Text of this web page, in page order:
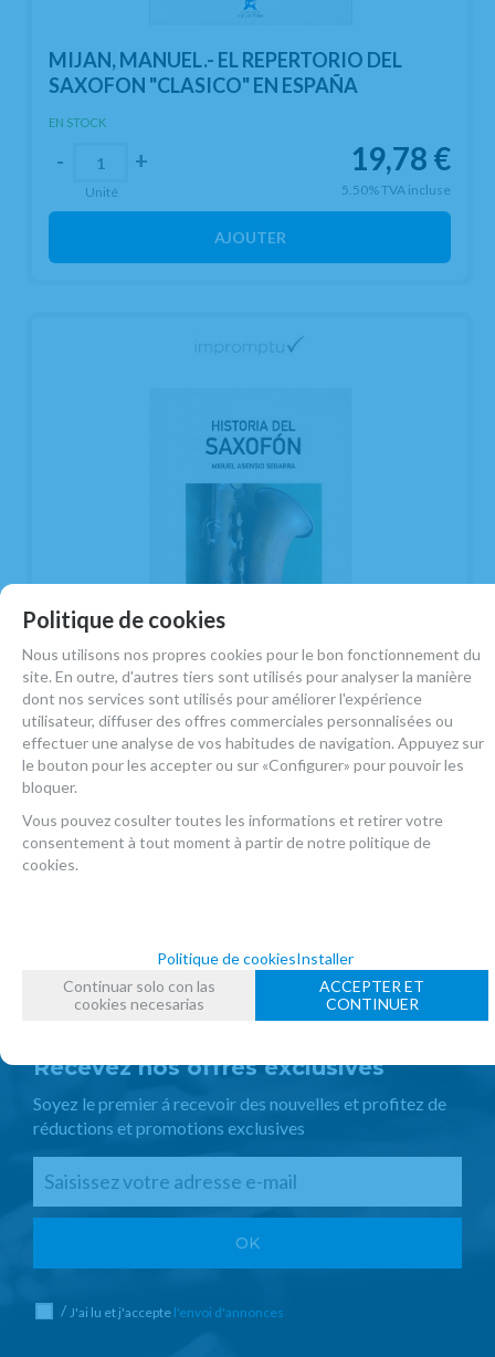
MIJAN, MANUEL.- EL REPERTORIO DEL
SAXOFON "CLASICO" EN ESPAÑA
EN STOCK
19,78 €
5.50%TVA incluse
- +
Unité
AJOUTER
ASENSIO SEGARRA, MIGUEL.- HISTORIA
DEL SAXOFON
EN STOCK
5.50%TVA incluse
-
Unité
montrer au 2 numéro de produit.
Recevez nos offres exclusives
Soyez le premier á recevoir des nouvelles et profitez de
réductions et promotions exclusives
/ J'ai lu et j'accepte l'envoi d'annonces
Politique de cookies
Nous utilisons nos propres cookies pour le bon fonctionnement du
site. En outre, d'autres tiers sont utilisés pour analyser la manière
dont nos services sont utilisés pour améliorer l'expérience
utilisateur, diffuser des offres commerciales personnalisées ou
effectuer une analyse de vos habitudes de navigation. Appuyez sur
le bouton pour les accepter ou sur «Configurer» pour pouvoir les
bloquer.
Vous pouvez cosulter toutes les informations et retirer votre
consentement à tout moment à partir de notre politique de
cookies.
Politique de cookiesInstaller
Continuar solo con las
cookies necesarias
ACCEPTER ET
CONTINUER